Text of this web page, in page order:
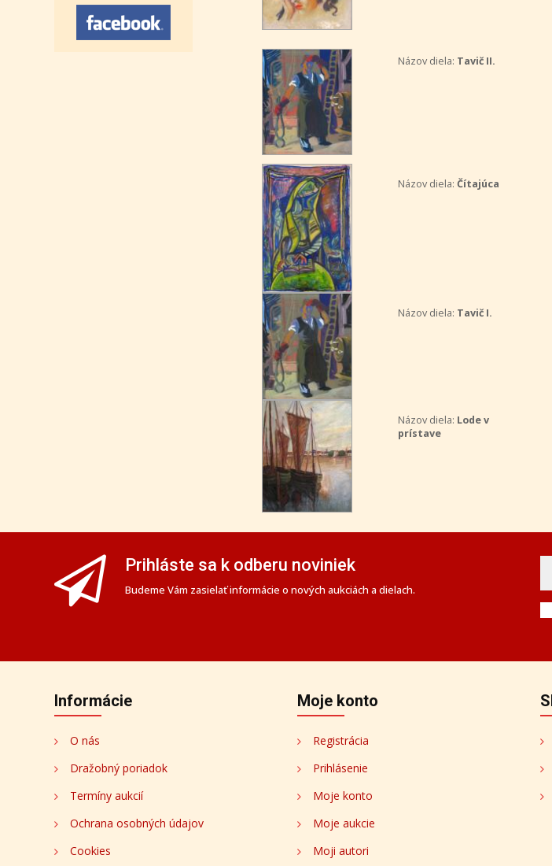
Názov diela: Tavič II.
Názov diela: Čítajúca
Názov diela: Tavič I.
Názov diela: Lode v
prístave
Prihláste sa k odberu noviniek
Budeme Vám zasielať informácie o nových aukciách a dielach.
Informácie
O nás
Dražobný poriadok
Termíny aukcií
Ochrana osobných údajov
Cookies
Moje konto
Registrácia
Prihlásenie
Moje konto
Moje aukcie
Moji autori